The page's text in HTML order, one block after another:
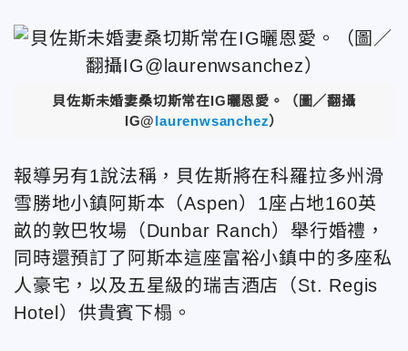
貝佐斯未婚妻桑切斯常在IG曬恩愛。（圖／翻攝
IG@laurenwsanchez）
報導另有1說法稱，貝佐斯將在科羅拉多州滑
雪勝地小鎮阿斯本（Aspen）1座占地160英
畝的敦巴牧場（Dunbar Ranch）舉行婚禮，
同時還預訂了阿斯本這座富裕小鎮中的多座私
人豪宅，以及五星級的瑞吉酒店（St. Regis
Hotel）供貴賓下榻。